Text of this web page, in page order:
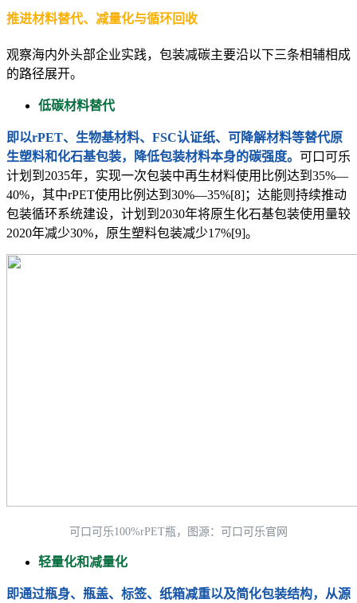
推进材料替代、减量化与循环回收
观察海内外头部企业实践，包装减碳主要沿以下三条相辅相成
的路径展开。
低碳材料替代
即以rPET、生物基材料、FSC认证纸、可降解材料等替代原
生塑料和化石基包装，降低包装材料本身的碳强度。 可口可乐
计划到2035年，实现一次包装中再生材料使用比例达到35%—
40%，其中rPET使用比例达到30%—35%[8]；达能则持续推动
包装循环系统建设，计划到2030年将原生化石基包装使用量较
2020年减少30%，原生塑料包装减少17%[9]。
可口可乐100%rPET瓶，图源：可口可乐官网
轻量化和减量化
即通过瓶身、瓶盖、标签、纸箱减重以及简化包装结构，从源